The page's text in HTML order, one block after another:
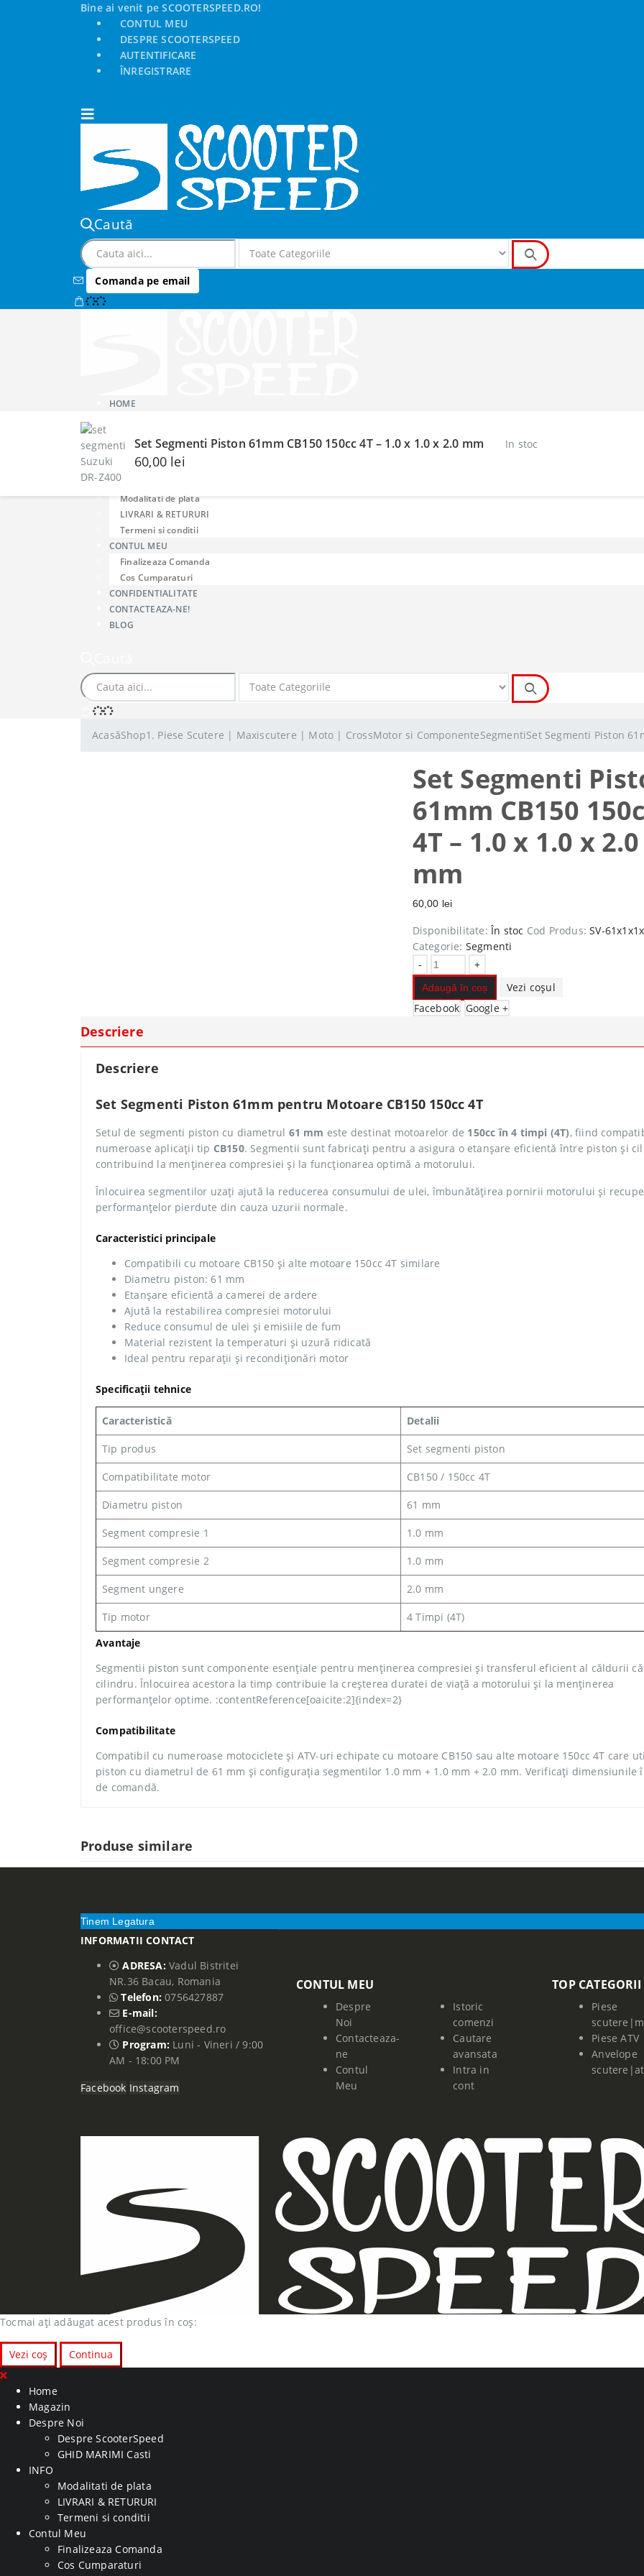
Bine ai venit pe SCOOTERSPEED.RO!
CONTUL MEU
DESPRE SCOOTERSPEED
AUTENTIFICARE
ÎNREGISTRARE
Caută
Comanda pe email
HOME
Despre ScooterSpeed
GHID MARIMI Casti
INFO
Modalitati de plata
LIVRARI & RETURURI
Termeni si conditii
CONTUL MEU
Finalizeaza Comanda
Cos Cumparaturi
CONFIDENTIALITATE
CONTACTEAZA-NE!
BLOG
AcasăShop1. Piese Scutere | Maxiscutere | Moto | CrossMotor si ComponenteSegmentiSet Segmenti Piston
Set Segmenti
61mm CB150
4T – 1.0 x 1.0 x 2.0
mm
Set Segmenti Piston 61mm CB150 150cc 4T – 1.0 x 1.0 x 2.0 mm
60,00 lei
In stoc
60,00 lei
Disponibilitate:În stoc Cod Produs:SV-
Categorie: Segmenti
-
+
Adaugă în coș
Vezi coșul
Facebook Google +
Descriere
Descriere
Set Segmenti Piston 61mm pentru Motoare CB150 150cc 4T
Setul de segmenti piston cu diametrul 61 mm este destinat motoarelor de 150cc în 4 timpi (4T), fiind
numeroase aplicații tip CB150. Segmentii sunt fabricați pentru a asigura o etanșare eficientă între piston și
contribuind la menținerea compresiei și la funcționarea optimă a motorului.
Înlocuirea segmentilor uzați ajută la reducerea consumului de ulei, îmbunătățirea pornirii motorului și
performanțelor pierdute din cauza uzurii normale.
Caracteristici principale
Compatibili cu motoare CB150 și alte motoare 150cc 4T similare
Diametru piston: 61 mm
Etanșare eficientă a camerei de ardere
Ajută la restabilirea compresiei motorului
Reduce consumul de ulei și emisiile de fum
Material rezistent la temperaturi și uzură ridicată
Ideal pentru reparații și recondiționări motor
Specificații tehnice
Caracteristică Detalii
Tip produs Set segmenti piston
Compatibilitate motor CB150 / 150cc 4T
Diametru piston 61 mm
Segment compresie 1 1.0 mm
Segment compresie 2 1.0 mm
Segment ungere 2.0 mm
Tip motor
4 Timpi (4T)
Avantaje
Segmentii piston sunt componente esențiale pentru menținerea compresiei și transferul eficient al căldurii
cilindru. Înlocuirea acestora la timp contribuie la creșterea duratei de viață a motorului și la menținerea
performanțelor optime. :contentReference[oaicite:2]{index=2}
Compatibilitate
Compatibil cu numeroase motociclete și ATV-uri echipate cu motoare CB150 sau alte motoare 150cc 4T care
piston cu diametrul de 61 mm și configurația segmentilor 1.0 mm + 1.0 mm + 2.0 mm. Verificați dimensiunile
de comandă.
Produse similare
Tinem Legatura
INFORMATII CONTACT
ADRESA: Vadul Bistritei
NR.36 Bacau, Romania
Telefon: 0756427887
E-mail:
office@scooterspeed.ro
Program: Luni - Vineri / 9:00
AM - 18:00 PM
Facebook Instagram
CONTUL MEU
Despre
Noi
Contacteaza-
ne
Contul
Meu
Istoric
comenzi
Cautare
avansata
Intra in
cont
TOP CATEGORII
Piese
Piese ATV
Anvelope
Tocmai ați adăugat acest produs în coș:
Vezi coș Continua
Home
Magazin
Despre Noi
Despre ScooterSpeed
GHID MARIMI Casti
INFO
Modalitati de plata
LIVRARI & RETURURI
Termeni si conditii
Contul Meu
Finalizeaza Comanda
Cos Cumparaturi